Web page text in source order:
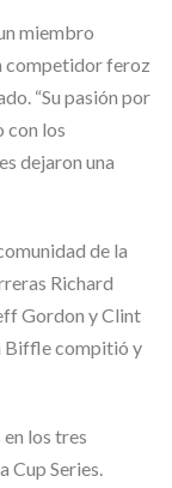
miembro
competidor feroz
“Su pasión por
con los
dejaron una
de la
Richard
Gordon y Clint
Biffle compitió y
los tres
Cup Series.